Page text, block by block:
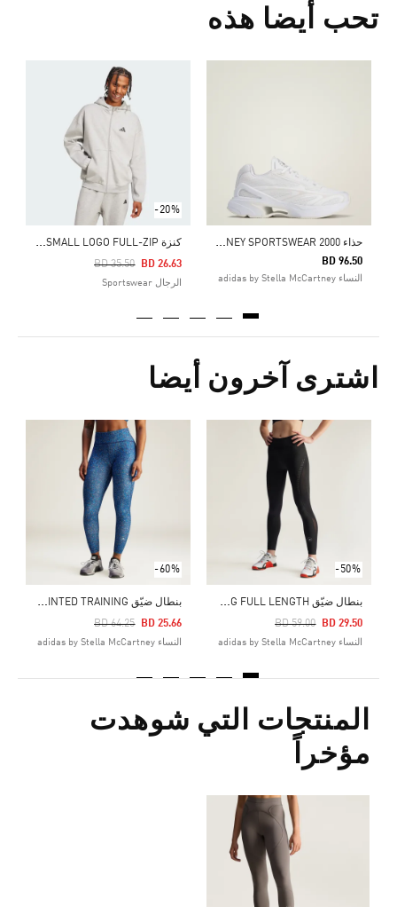
تحب أيضا هذه
ح
ذاء ADIDAS BY STELLA MCCARTNEY SPORTSWEAR 2000
BD 96.50
النساء adidas by Stella McCartney
-20%
ك
نزة FUTURE ICONS SMALL LOGO FULL-ZIP
Price Reduced From
BD 35.50
To BD 26.63
الرجال Sportswear
Price Reduced From
To
اشترى آخرون أيضا
-50%
ب
نطال ضيّق ADIDAS BY STELLA MCCARTNEY TRUEPURPOSE OPTIME TRAINING FULL LENGTH
Price Reduced From
BD 59.00
To BD 29.50
النساء adidas by Stella McCartney
-60%
ب
نطال ضيّق ADIDAS BY STELLA MCCARTNEY TRUEPURPOSE OPTIME PRINTED TRAINING
Price Reduced From
BD 64.25
To BD 25.66
النساء adidas by Stella McCartney
Price Reduced From
To
المنتجات التي شوهدت
مؤخراً